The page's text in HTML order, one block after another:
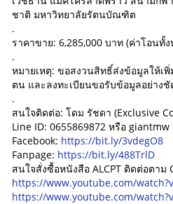
ชาติ มหาวิทยาลัยรัตนบัณฑิต
.
ราคาขาย: 6,285,000 บาท (ค่าโอนทั้
.
หมายเหตุ: ขอสงวนสิทธิ์ส่งข้อมูลให้เ
ตน และลงทะเบียนขอรับข้อมูลอย่างชั
.
สนใจติดต่อ: โดม รัชดา (Exclusive
Line ID: 0655869872 หรือ giantmw
Facebook: https://bit.ly/3vdegO8
Fanpage: https://bit.ly/488TrlD
สนใจสั่งซื้อหนังสือ ALCPT ติดต่อตาม
https://www.youtube.com/
https://www.youtube.com/